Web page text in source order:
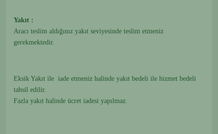
Yakıt :
Aracı teslim aldığınız yakıt seviyesinde teslim etmeniz
gerekmektedir.
Eksik Yakıt ile iade etmeniz halinde yakıt bedeli ile hizmet bedeli
tahsil edilir.
Fazla yakıt halinde ücret iadesi yapılmaz.